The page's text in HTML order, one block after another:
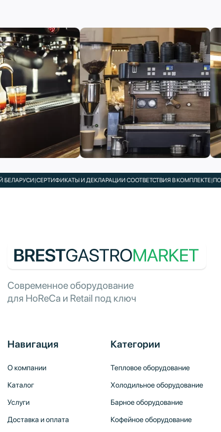
|СЕРТИФИКАТЫ И ДЕКЛАРАЦИИ СООТВЕТСТВИЯ В КОМПЛЕКТЕ|
Современное оборудование
для HoReCa и Retail под ключ
Навигация
О компании
Каталог
Услуги
Доставка и оплата
Категории
Тепловое оборудование
Холодильное оборудование
Барное оборудование
Кофейное оборудование